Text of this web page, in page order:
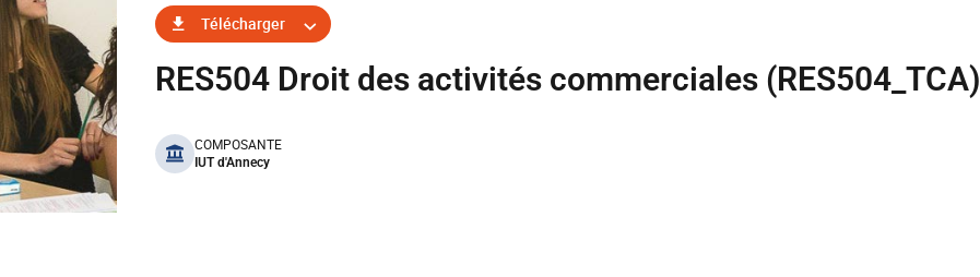
Télécharger
RES504 Droit des activités commerciales (RES504_TCA)
benefits
COMPOSANTE
IUT d'Annecy